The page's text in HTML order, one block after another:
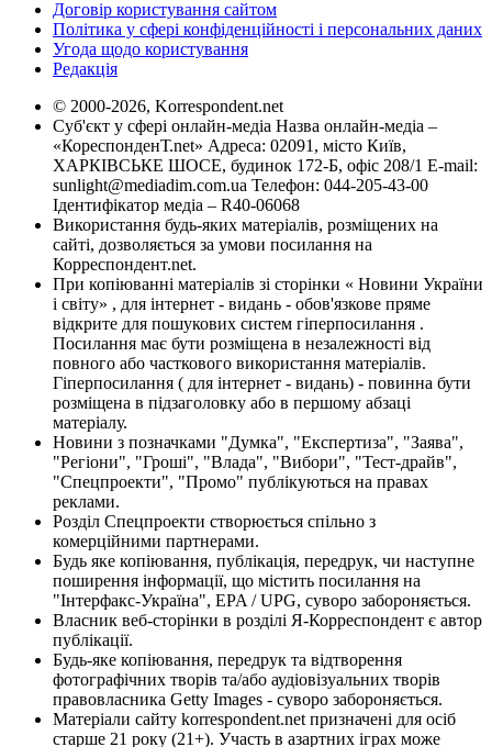
Договір користування сайтом
Політика у сфері конфіденційності і персональних даних
Угода щодо користування
Редакція
© 2000-2026, Korrespondent.net
Суб'єкт у сфері онлайн-медіа Назва онлайн-медіа –
«КореспонденТ.net» Адреса: 02091, місто Київ,
ХАРКІВСЬКЕ ШОСЕ, будинок 172-Б, офіс 208/1 E-mail:
sunlight@mediadim.com.ua Телефон: 044-205-43-00
Ідентифікатор медіа – R40-06068
Використання будь-яких матеріалів, розміщених на
сайті, дозволяється за умови посилання на
Корреспондент.net.
При копіюванні матеріалів зі сторінки « Новини України
і світу» , для інтернет - видань - обов'язкове пряме
відкрите для пошукових систем гіперпосилання .
Посилання має бути розміщена в незалежності від
повного або часткового використання матеріалів.
Гіперпосилання ( для інтернет - видань) - повинна бути
розміщена в підзаголовку або в першому абзаці
матеріалу.
Новини з позначками "Думка", "Експертиза", "Заява",
"Регіони", "Гроші", "Влада", "Вибори", "Тест-драйв",
"Спецпроекти", "Промо" публікуються на правах
реклами.
Розділ Спецпроекти створюється спільно з
комерційними партнерами.
Будь яке копіювання, публікація, передрук, чи наступне
поширення інформації, що містить посилання на
"Інтерфакс-Україна", EPA / UPG, суворо забороняється.
Власник веб-сторінки в розділі Я-Корреспондент є автор
публікації.
Будь-яке копіювання, передрук та відтворення
фотографічних творів та/або аудіовізуальних творів
правовласника Getty Images - суворо забороняється.
Матеріали сайту korrespondent.net призначені для осіб
старше 21 року (21+). Участь в азартних іграх може